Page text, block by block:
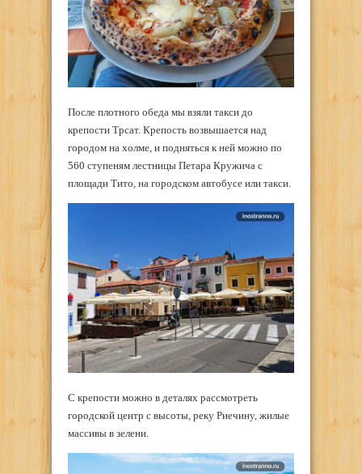
После плотного обеда мы взяли такси до
крепости Трсат. Крепость возвышается над
городом на холме, и подняться к ней можно по
560 ступеням лестницы Петара Кружича с
площади Тито, на городском автобусе или такси.
С крепости можно в деталях рассмотреть
городской центр с высоты, реку Риечину, жилые
массивы в зелени.